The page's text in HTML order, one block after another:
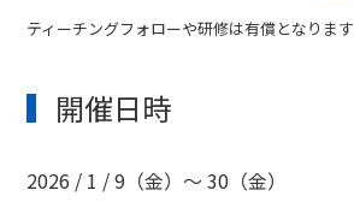
ティーチングフォローや研修は有償となります
開催日時
2026 / 1 / 9（金）～ 30（金）